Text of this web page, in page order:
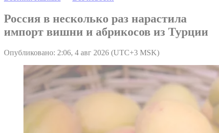
Россия в несколько раз нарастила
импорт вишни и абрикосов из Турции
Опубликовано: 2:06, 4 авг 2026 (UTC+3 MSK)